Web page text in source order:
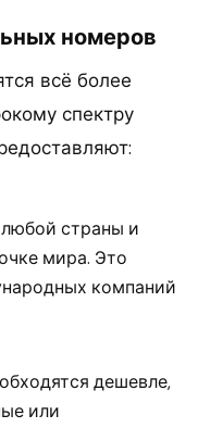
номеров
всё более
спектру
страны и
мира. Это
компаний
дешевле,
или